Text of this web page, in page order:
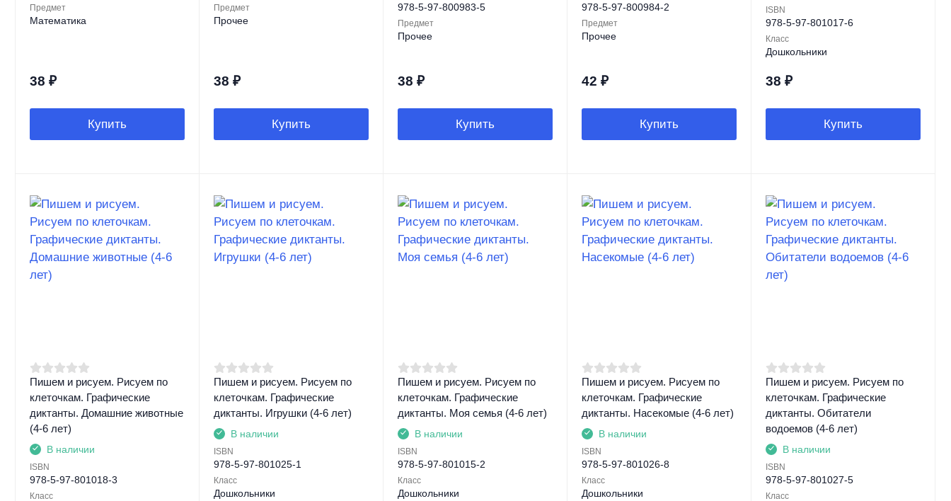
Предмет
Математика
38 ₽
Купить
Предмет
Прочее
38 ₽
Купить
978-5-97-800983-5
Предмет
Прочее
38 ₽
Купить
978-5-97-800984-2
Предмет
Прочее
42 ₽
Купить
ISBN
978-5-97-801017-6
Класс
Дошкольники
38 ₽
Купить
Пишем и рисуем. Рисуем по
клеточкам. Графические
диктанты. Домашние животные
(4-6 лет)
В наличии
ISBN
978-5-97-801018-3
Класс
Пишем и рисуем. Рисуем по
клеточкам. Графические
диктанты. Игрушки (4-6 лет)
В наличии
ISBN
978-5-97-801025-1
Класс
Дошкольники
Пишем и рисуем. Рисуем по
клеточкам. Графические
диктанты. Моя семья (4-6 лет)
В наличии
ISBN
978-5-97-801015-2
Класс
Дошкольники
Пишем и рисуем. Рисуем по
клеточкам. Графические
диктанты. Насекомые (4-6 лет)
В наличии
ISBN
978-5-97-801026-8
Класс
Дошкольники
Пишем и рисуем. Рисуем по
клеточкам. Графические
диктанты. Обитатели
водоемов (4-6 лет)
В наличии
ISBN
978-5-97-801027-5
Класс